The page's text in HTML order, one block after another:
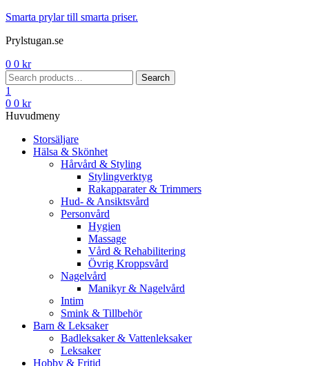
Menu
Smarta prylar till smarta priser.
Prylstugan.se
0 0 kr
Search
for:
Search
1
0 0 kr
Huvudmeny
Storsäljare
Hälsa & Skönhet
Hårvård & Styling
Stylingverktyg
Rakapparater & Trimmers
Hud- & Ansiktsvård
Personvård
Hygien
Massage
Vård & Rehabilitering
Övrig Kroppsvård
Nagelvård
Manikyr & Nagelvård
Intim
Smink & Tillbehör
Barn & Leksaker
Badleksaker & Vattenleksaker
Leksaker
Hobby & Fritid